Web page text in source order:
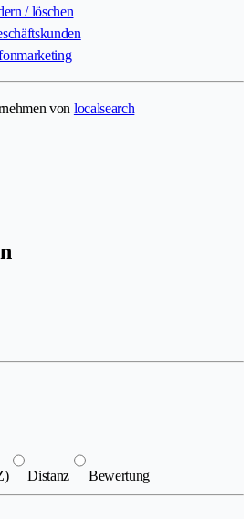
/ löschen
von localsearch
Distanz Bewertung